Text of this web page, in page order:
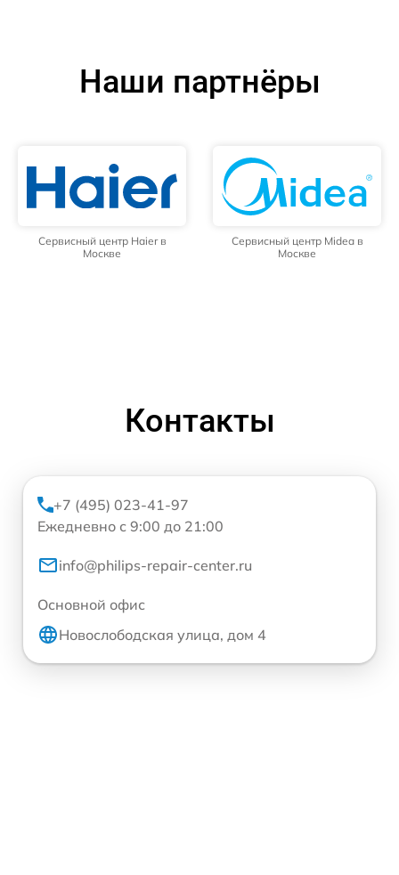
Наши партнёры
Сервисный центр Haier в
Москве
Сервисный центр Midea в
Москве
Контакты
+7 (495) 023-41-97
Ежедневно с 9:00 до 21:00
info@philips-repair-center.ru
Основной офис
Новослободская улица, дом 4